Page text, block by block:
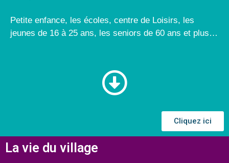
Petite enfance, les écoles, centre de Loisirs, les
jeunes de 16 à 25 ans, les seniors de 60 ans et plus…
Cliquez ici
La vie du village